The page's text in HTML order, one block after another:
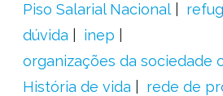
Piso Salarial Nacional
dúvida
inep
organizações da sociedade
História de vida
rede de